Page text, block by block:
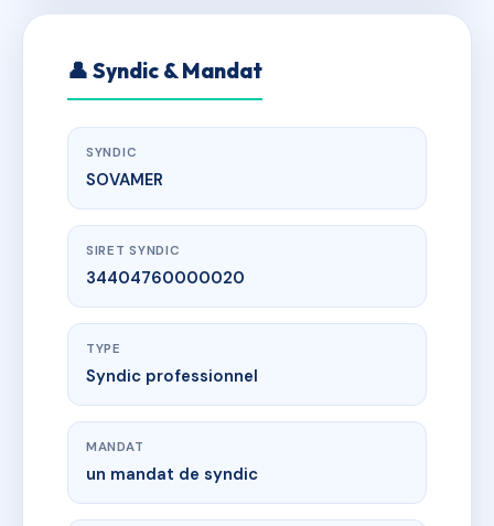
👤 Syndic & Mandat
SYNDIC
SOVAMER
SIRET SYNDIC
34404760000020
TYPE
Syndic professionnel
MANDAT
un mandat de syndic